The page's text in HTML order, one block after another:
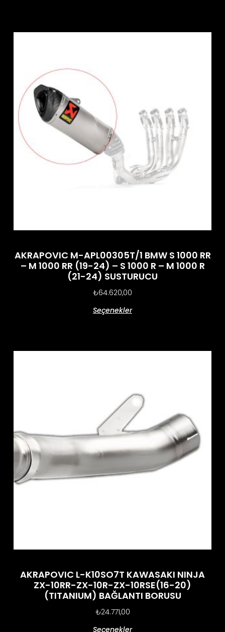
AKRAPOVIC M-APL00305T/1 BMW S 1000 RR
– M 1000 RR (19-24) – S 1000 R – M 1000 R
(21-24) SUSTURUCU
₺64.620,00
Seçenekler
AKRAPOVIC L-K10SO7T KAWASAKI NINJA
ZX-10RR-ZX-10R-ZX-10RSE(16-20)
(TITANIUM) BAĞLANTI BORUSU
₺24.771,00
Seçenekler